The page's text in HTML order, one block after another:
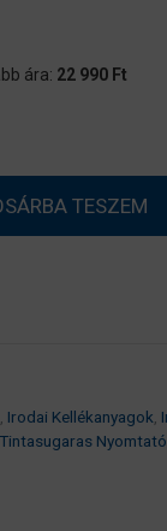
ára: 22 990 Ft
TESZEM
, Irodai Kellékanyagok,
Nyomtató